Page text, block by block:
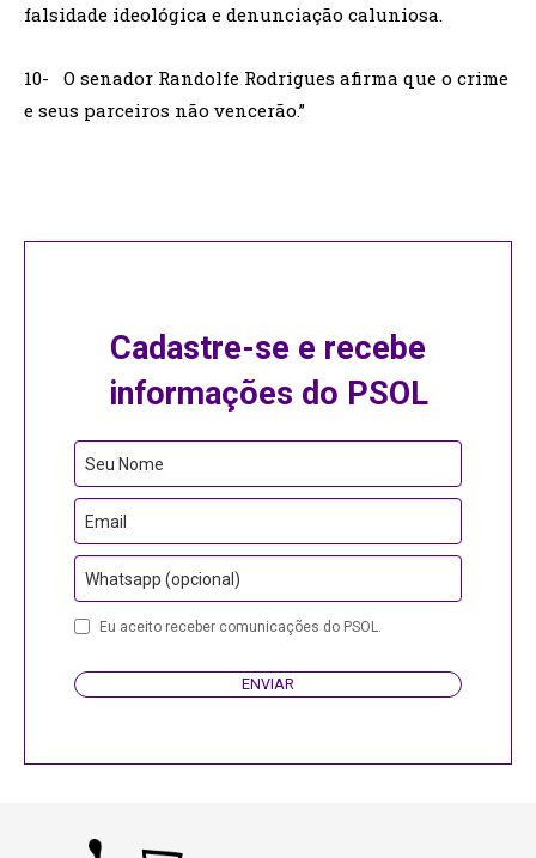
falsidade ideológica e denunciação caluniosa.
10- O senador Randolfe Rodrigues afirma que o crime
e seus parceiros não vencerão.”
Cadastre-se e recebe
informações do PSOL
Seu Nome
Email
Whatsapp (opcional)
Company
Eu aceito receber comunicações do PSOL.
ENVIAR